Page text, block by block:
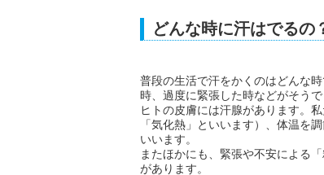
どんな時に汗はでるの
普段の生活で汗をかくのはどんな
時、過度に緊張した時などがそうで
ヒトの皮膚には汗腺があります。
「気化熱」といいます）、体温を
いいます。
またほかにも、緊張や不安による
があります。